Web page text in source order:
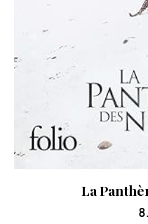
La